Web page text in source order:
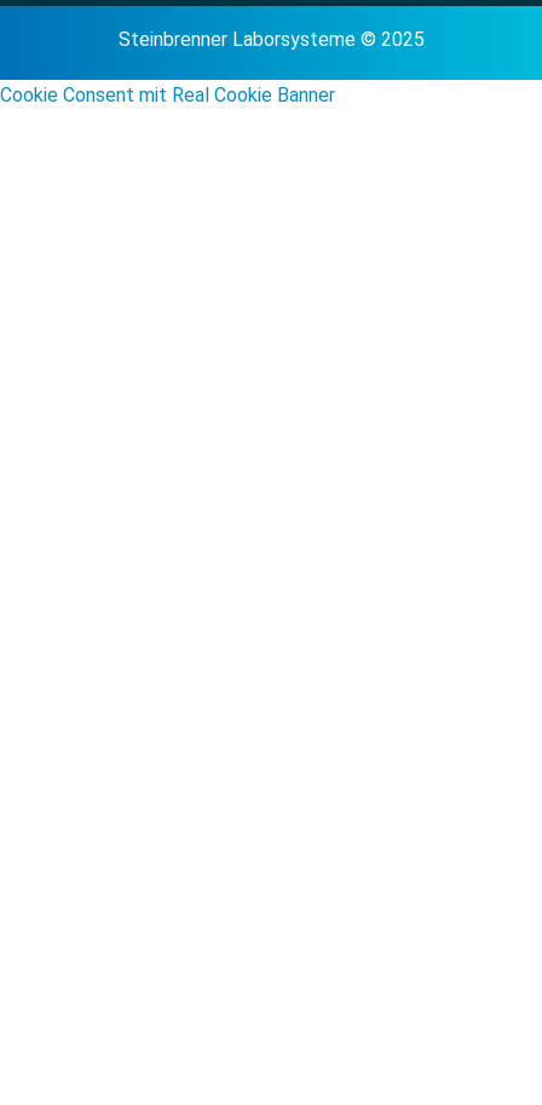
Steinbrenner Laborsysteme © 2025
Cookie Consent mit Real Cookie Banner